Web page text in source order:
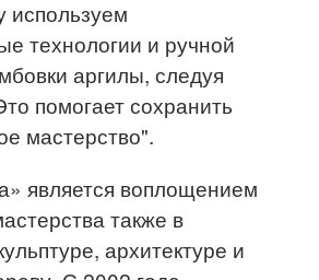
используем
технологии и ручной
аргилы, следуя
помогает сохранить
мастерство".
является воплощением
также в
архитектуре и